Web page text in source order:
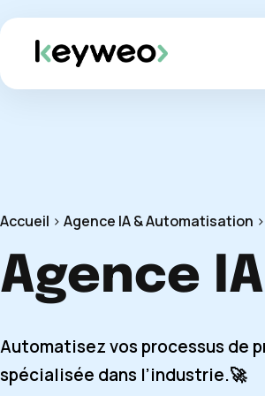
Accueil > Agence IA & Automatisation >
Agence IA
Automatisez vos processus de
spécialisée dans l’industrie.🚀